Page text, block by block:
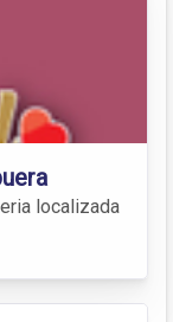
localizada